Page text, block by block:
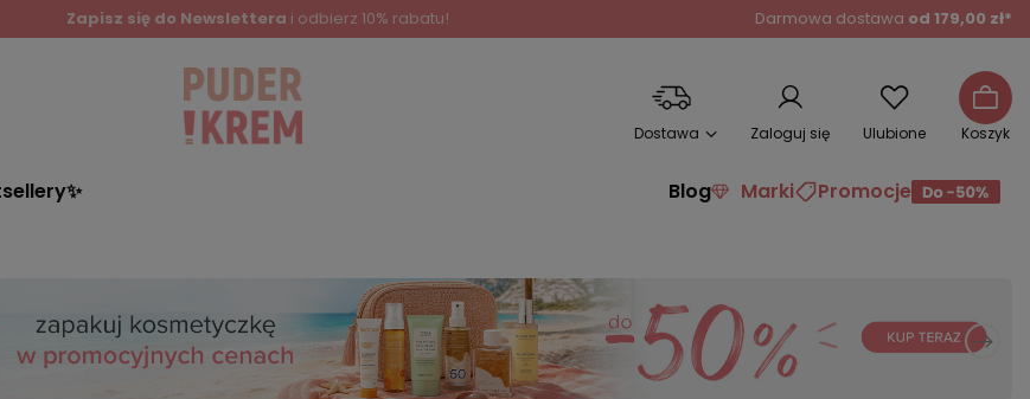
Zapisz się do Newslettera i odbierz 10% rabatu! Darmowa dostawa od 179,00 zł*
Dostawa Zaloguj się Ulubione Koszyk
Blog Marki Promocje